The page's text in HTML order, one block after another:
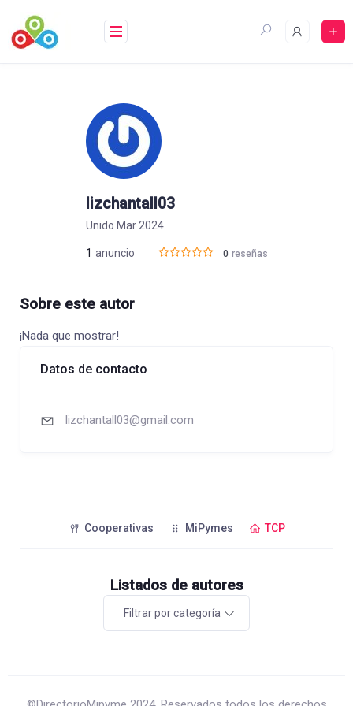
contenido
lizchantall03
Unido Mar 2024
1 anuncio 0 reseñas
Sobre este autor
¡Nada que mostrar!
Datos de contacto
lizchantall03@gmail.com
Cooperativas MiPymes TCP
Listados de autores
Filtrar por categoría